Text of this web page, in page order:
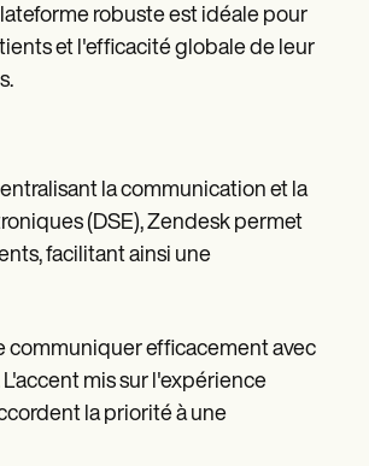
robuste est idéale pour
et l'efficacité globale de leur
la communication et la
(DSE), Zendesk permet
facilitant ainsi une
communiquer efficacement avec
mis sur l'expérience
la priorité à une